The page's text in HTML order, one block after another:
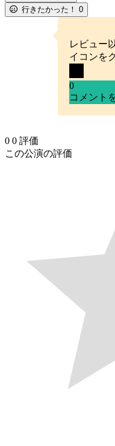
行きたかった！ 0
レビュー
イコンを
0
コメント
0 0 評価
この公演の評価